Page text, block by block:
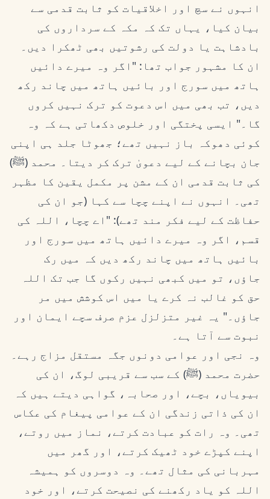
انہوں نے سچ اور اخلاقیات کو ثابت قدمی سے
بیان کیا، یہاں تک کہ مکہ کے سرداروں کی
بادشاہت یا دولت کی رشوتیں بھی ٹھکرا دیں۔
ان کا مشہور جواب تھا: "اگر وہ میرے دائیں
ہاتھ میں سورج اور بائیں ہاتھ میں چاند رکھ
دیں، تب بھی میں اس دعوت کو ترک نہیں کروں
گا۔" ایسی پختگی اور خلوص دکھاتی ہے کہ وہ
کوئی دھوکہ باز نہیں تھے؛ جھوٹا جلد ہی اپنی
جان بچانے کے لیے دعویٰ ترک کر دیتا۔ محمد (ﷺ)
کی ثابت قدمی ان کے مشن پر مکمل یقین کا مظہر
تھی۔ انہوں نے اپنے چچا سے کہا (جو ان کی
حفاظت کے لیے فکر مند تھے): "اے چچا، اللہ کی
قسم، اگر وہ میرے دائیں ہاتھ میں سورج اور
بائیں ہاتھ میں چاند رکھ دیں کہ میں رک
جاؤں، تو میں کبھی نہیں رکوں گا جب تک اللہ
حق کو غالب نہ کرے یا میں اس کوشش میں مر
جاؤں۔" یہ غیر متزلزل عزم صرف سچے ایمان اور
نبوت سے آتا ہے۔
وہ نجی اور عوامی دونوں جگہ مستقل مزاج رہے۔
حضرت محمد (ﷺ) کے سب سے قریبی لوگ، ان کی
بیویاں، بچے، اور صحابہ، گواہی دیتے ہیں کہ
ان کی ذاتی زندگی ان کے عوامی پیغام کی عکاس
تھی۔ وہ رات کو عبادت کرتے، نماز میں روتے،
اپنے کپڑے خود ٹھیک کرتے، اور گھر میں
مہربانی کی مثال تھے۔ وہ دوسروں کو ہمیشہ
اللہ کو یاد رکھنے کی نصیحت کرتے، اور خود